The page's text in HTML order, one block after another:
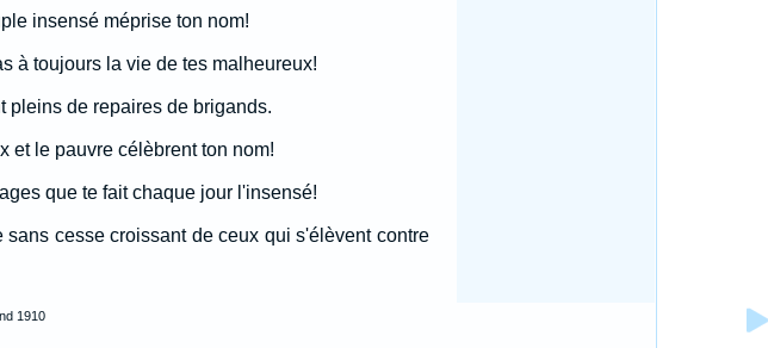
insensé méprise ton nom!
à toujours la vie de tes malheureux!
pleins de repaires de brigands.
et le pauvre célèbrent ton nom!
que te fait chaque jour l'insensé!
cesse croissant de ceux qui s'élèvent contre
1910